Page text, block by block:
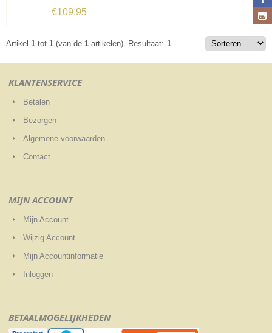
€109,95
Artikel 1 tot 1 (van de 1 artikelen). Resultaat: 1
KLANTENSERVICE
Betalen
Bezorgen
Algemene voorwaarden
Contact
MIJN ACCOUNT
Mijn Account
Wijzig Account
Mijn Accountinformatie
Inloggen
BETAALMOGELIJKHEDEN